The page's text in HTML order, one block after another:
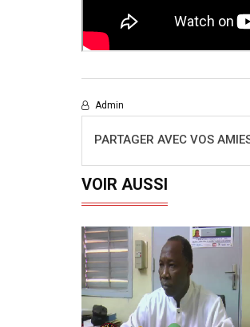
Admin
PARTAGER AVEC VOS
VOIR AUSSI